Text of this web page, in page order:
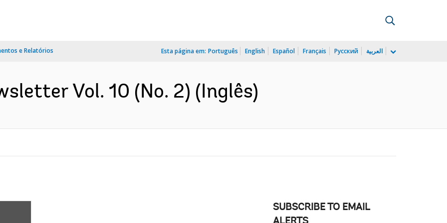
e Relatórios Esta página em: Português English Español Français Русский العربية
Vol. 10 (No. 2) (Inglês)
SUBSCRIBE TO EMAIL